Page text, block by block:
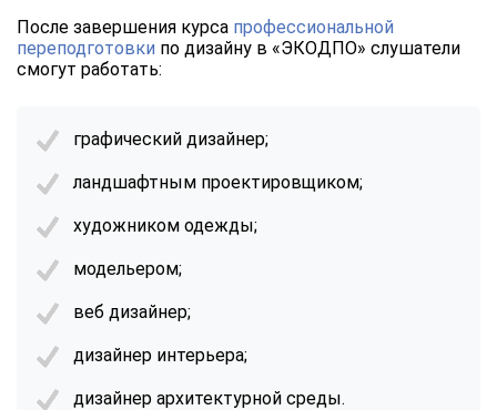
После завершения курса профессиональной
переподготовки по дизайну в «ЭКОДПО» слушатели
смогут работать:
графический дизайнер;
ландшафтным проектировщиком;
художником одежды;
модельером;
веб дизайнер;
дизайнер интерьера;
дизайнер архитектурной среды.